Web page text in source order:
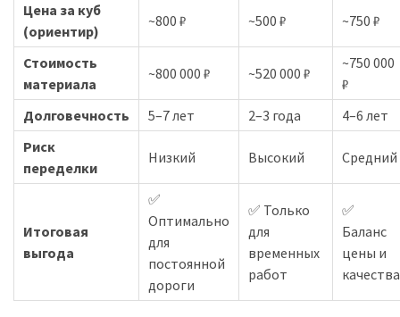
Цена за куб
(ориентир)
~800 ₽ ~500 ₽ ~750 ₽
Стоимость
материала
~800 000 ₽ ~520 000 ₽
~750 000
₽
Долговечность
5–7 лет 2–3 года
4–6 лет
Риск
переделки
Низкий Высокий Средний
Итоговая
выгода
✅
Оптимально
для
постоянной
дороги
✅ Только
для
временных
работ
✅
Баланс
цены и
качества